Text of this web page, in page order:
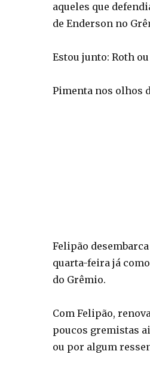
aqueles que
de Enderson no
Estou junto: Roth
Pimenta nos olhos
Felipão
quarta-feira já
do Grêmio.
Com Felipão,
poucos gremistas
ou por algum